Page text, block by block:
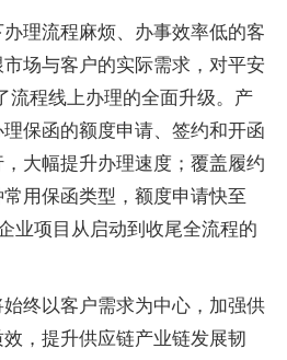
理流程麻烦、办事效率低的客
场与客户的实际需求，对平安
流程线上办理的全面升级。产
保函的额度申请、签约和开函
大幅提升办理速度；覆盖履约
用保函类型， 额度申请快至
业项目从启动到收尾全流程的
终以客户需求为中心，加强供
，提升供应链产业链发展韧